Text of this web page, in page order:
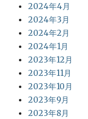
2024年4月
2024年3月
2024年2月
2024年1月
2023年12月
2023年11月
2023年10月
2023年9月
2023年8月